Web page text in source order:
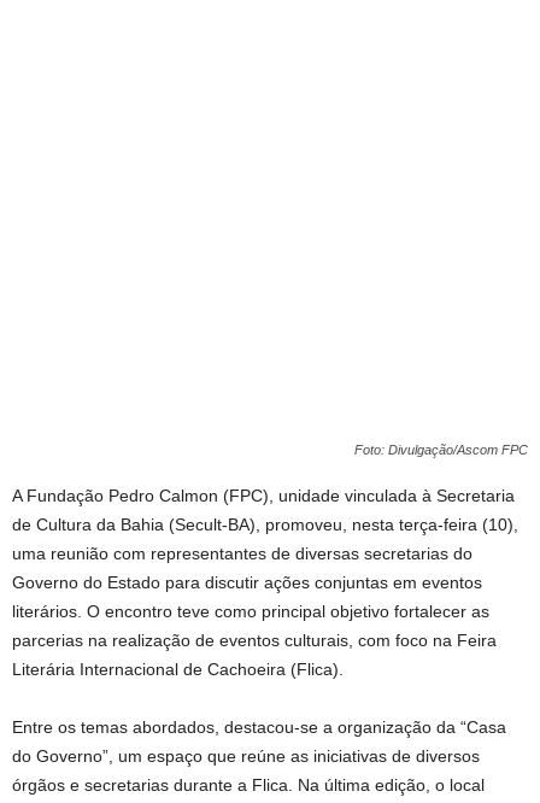
Foto: Divulgação/Ascom FPC
A Fundação Pedro Calmon (FPC), unidade vinculada à Secretaria
de Cultura da Bahia (Secult-BA), promoveu, nesta terça-feira (10),
uma reunião com representantes de diversas secretarias do
Governo do Estado para discutir ações conjuntas em eventos
literários. O encontro teve como principal objetivo fortalecer as
parcerias na realização de eventos culturais, com foco na Feira
Literária Internacional de Cachoeira (Flica).
Entre os temas abordados, destacou-se a organização da “Casa
do Governo”, um espaço que reúne as iniciativas de diversos
órgãos e secretarias durante a Flica. Na última edição, o local